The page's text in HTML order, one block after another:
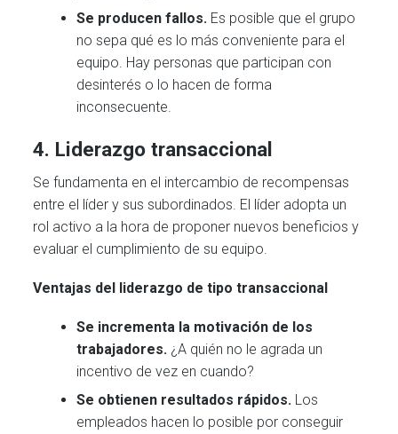
Se producen fallos. Es posible que el grupo
no sepa qué es lo más conveniente para el
equipo. Hay personas que participan con
desinterés o lo hacen de forma
inconsecuente.
4. Liderazgo transaccional
Se fundamenta en el intercambio de recompensas
entre el líder y sus subordinados. El líder adopta un
rol activo a la hora de proponer nuevos beneficios y
evaluar el cumplimiento de su equipo.
Ventajas del liderazgo de tipo transaccional
Se incrementa la motivación de los
trabajadores. ¿A quién no le agrada un
incentivo de vez en cuando?
Se obtienen resultados rápidos. Los
empleados hacen lo posible por conseguir